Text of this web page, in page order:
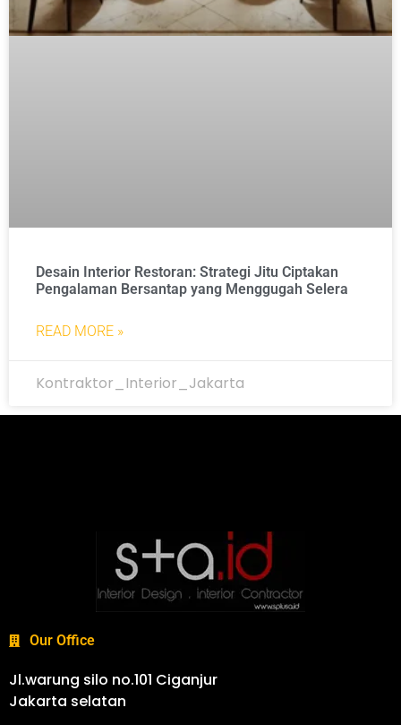
Desain Interior Restoran: Strategi Jitu Ciptakan
Pengalaman Bersantap yang Menggugah Selera
READ MORE »
Kontraktor_Interior_Jakarta
Our Office
Jl.warung silo no.101 Ciganjur
Jakarta selatan